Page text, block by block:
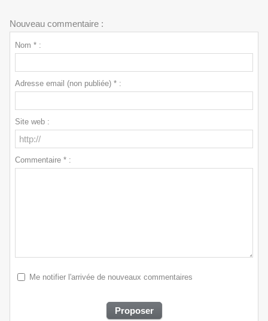
Nouveau commentaire :
Nom * :
Adresse email (non publiée) * :
Site web :
Commentaire * :
Me notifier l'arrivée de nouveaux commentaires